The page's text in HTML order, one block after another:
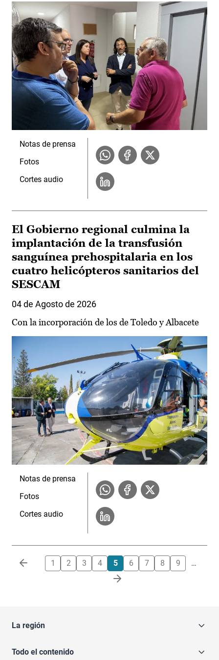
Notas de prensa
Fotos
Cortes audio
El Gobierno regional culmina la
implantación de la transfusión
sanguínea prehospitalaria en los
cuatro helicópteros sanitarios del
SESCAM
04 de Agosto de 2026
Con la incorporación de los de Toledo y Albacete
Notas de prensa
Fotos
Cortes audio
Paginación 1 2 3 4 5 6 7 8 9 …
La región
Todo el contenido